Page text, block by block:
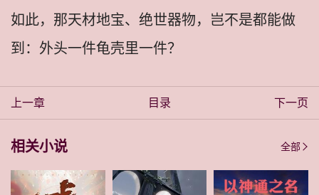
如此，那天材地宝、绝世器物，岂不是都能做
到：外头一件龟壳里一件？
上一章 目录 下一页
相关小说 全部